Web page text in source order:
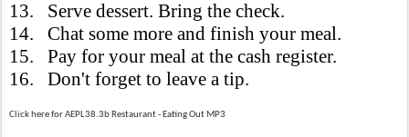
13. Serve dessert. Bring the check.
14. Chat some more and finish your meal.
15. Pay for your meal at the cash register.
16. Don't forget to leave a tip.
Click here for AEPL38.3b Restaurant - Eating Out MP3